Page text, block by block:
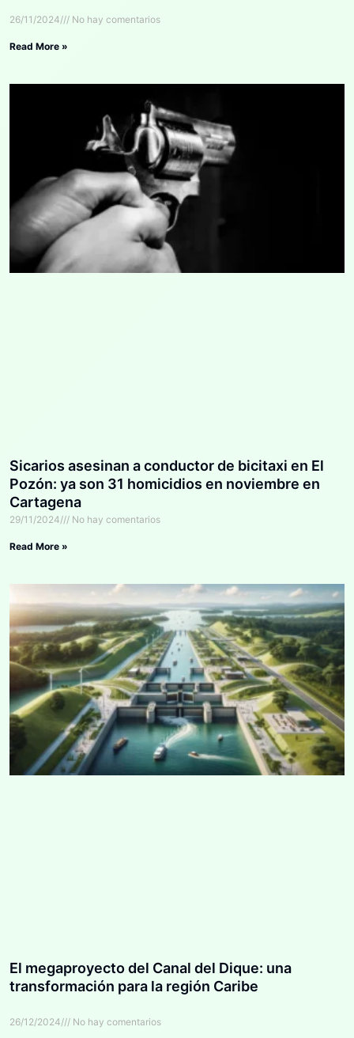
26/11/2024 No hay comentarios
Read More »
Sicarios asesinan a conductor de bicitaxi en El
Pozón: ya son 31 homicidios en noviembre en
Cartagena
29/11/2024 No hay comentarios
Read More »
El megaproyecto del Canal del Dique: una
transformación para la región Caribe
26/12/2024 No hay comentarios